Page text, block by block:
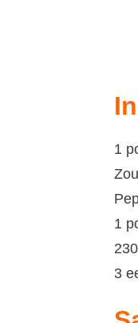
1
1
3